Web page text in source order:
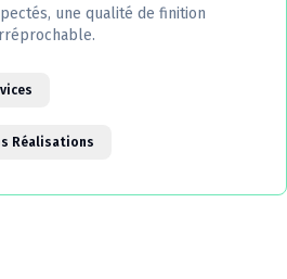
une qualité de finition
Réalisations